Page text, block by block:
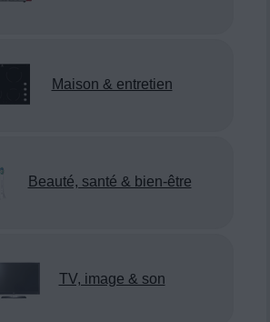
Maison & entretien
Beauté, santé & bien-être
TV, image & son